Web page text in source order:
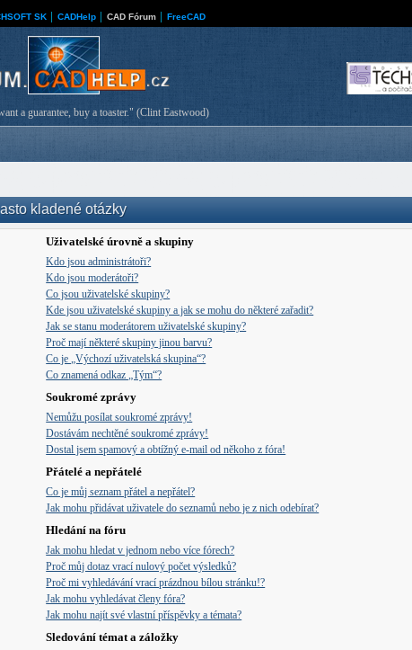
SK CADHelp CAD Fórum FreeCAD
a guarantee, buy a toaster." (Clint Eastwood)
kladené otázky
Uživatelské úrovně a skupiny
Kdo jsou administrátoři?
Kdo jsou moderátoři?
Co jsou uživatelské skupiny?
Kde jsou uživatelské skupiny a jak se mohu do některé zařadit?
Jak se stanu moderátorem uživatelské skupiny?
Proč mají některé skupiny jinou barvu?
Co je „Výchozí uživatelská skupina“?
Co znamená odkaz „Tým“?
Soukromé zprávy
Nemůžu posílat soukromé zprávy!
Dostávám nechtěné soukromé zprávy!
Dostal jsem spamový a obtížný e-mail od někoho z fóra!
Přátelé a nepřátelé
Co je můj seznam přátel a nepřátel?
Jak mohu přidávat uživatele do seznamů nebo je z nich odebírat?
Hledání na fóru
Jak mohu hledat v jednom nebo více fórech?
Proč můj dotaz vrací nulový počet výsledků?
Proč mi vyhledávání vrací prázdnou bílou stránku!?
Jak mohu vyhledávat členy fóra?
Jak mohu najít své vlastní příspěvky a témata?
Sledování témat a záložky